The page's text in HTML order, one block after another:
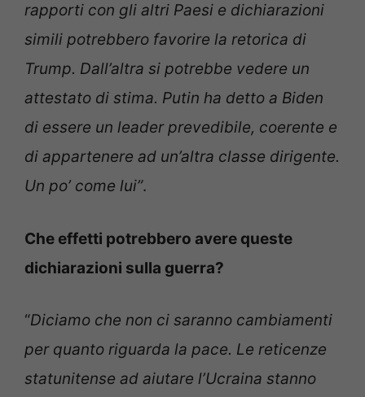
rapporti con gli altri Paesi e dichiarazioni
simili potrebbero favorire la retorica di
Trump. Dall’altra si potrebbe vedere un
attestato di stima. Putin ha detto a Biden
di essere un leader prevedibile, coerente e
di appartenere ad un’altra classe dirigente.
Un po’ come lui”.
Che effetti potrebbero avere queste
dichiarazioni sulla guerra?
“Diciamo che non ci saranno cambiamenti
per quanto riguarda la pace. Le reticenze
statunitense ad aiutare l’Ucraina stanno